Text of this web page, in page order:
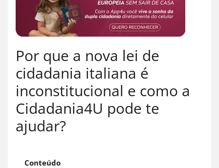
Por que a nova lei de
cidadania italiana é
inconstitucional e como a
Cidadania4U pode te
ajudar?
Conteúdo